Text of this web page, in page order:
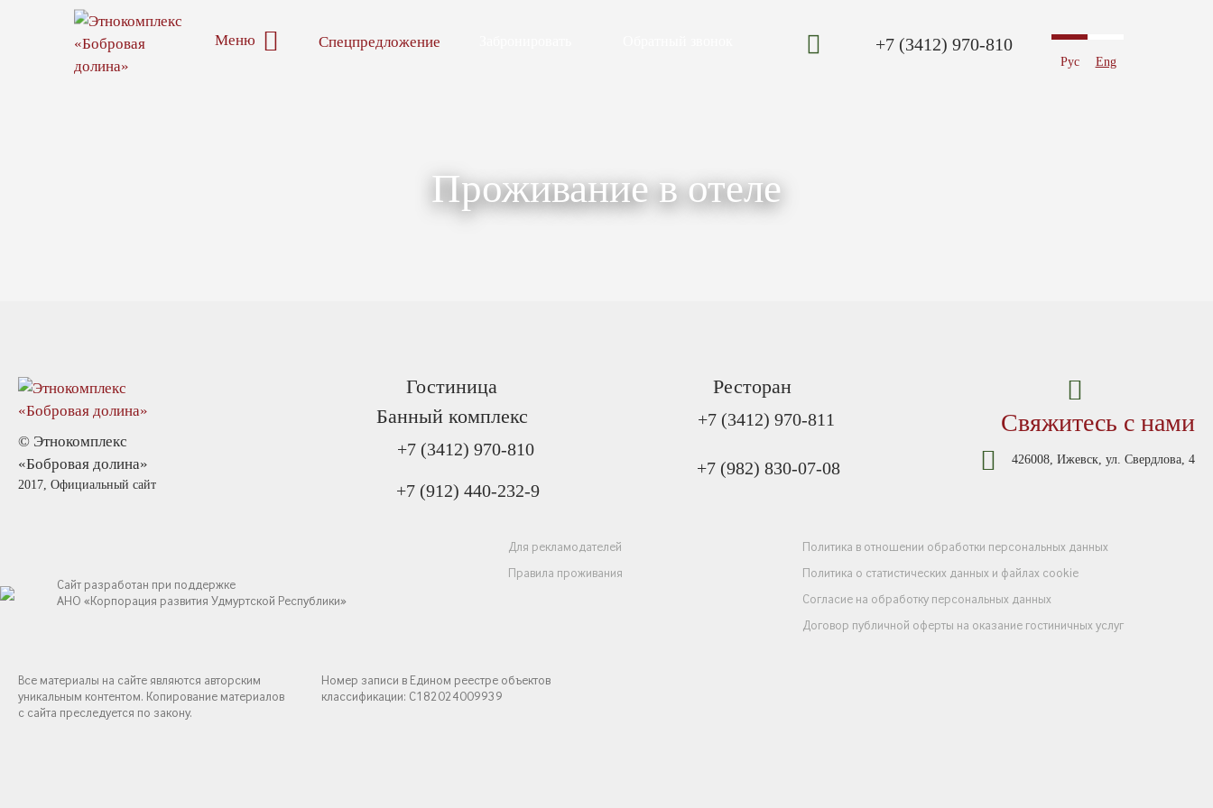
Меню Спецпредложение
Рус Eng
+7 (3412) 970-810
Проживание в отеле
© Этнокомплекс
«Бобровая долина»
2017, Официальный сайт
Гостиница
Банный комплекс
+7 (3412) 970-810
+7 (912) 440-232-9
Ресторан
+7 (3412) 970-811
+7 (982) 830-07-08
Свяжитесь с нами
426008, Ижевск, ул. Свердлова, 4
Сайт разработан при поддержке
АНО «Корпорация развития Удмуртской Республики»
Для рекламодателей
Правила проживания
Политика в отношении обработки персональных данных
Политика о статистических данных и файлах cookie
Согласие на обработку персональных данных
Договор публичной оферты на оказание гостиничных услуг
Все материалы на сайте являются авторским
уникальным контентом. Копирование материалов
с сайта преследуется по закону.
Номер записи в Едином реестре объектов
классификации: С182024009939